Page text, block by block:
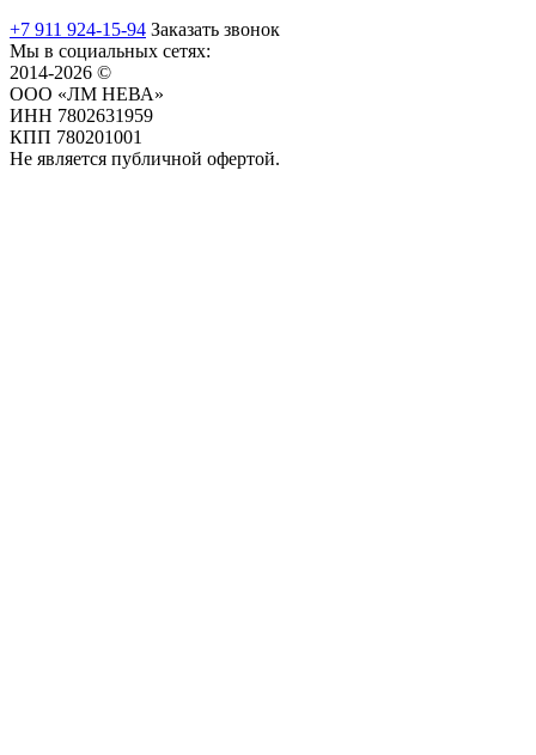
+7 911 924-15-94 Заказать звонок
Мы в социальных сетях:
2014-2026 ©
ООО «ЛМ НЕВА»
ИНН 7802631959
КПП 780201001
Не является публичной офертой.